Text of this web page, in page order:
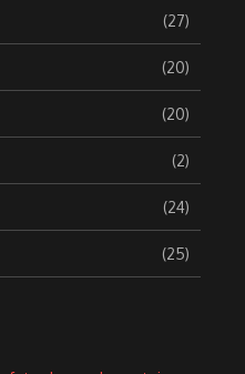
(27)
(20)
(20)
(2)
(24)
(25)